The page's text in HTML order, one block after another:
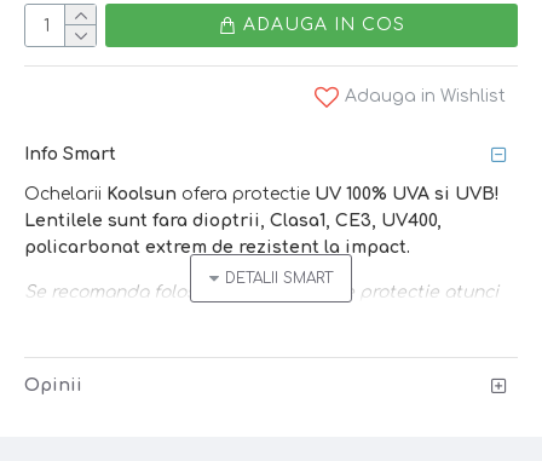
ADAUGA IN COS
Adauga in Wishlist
Info Smart
Ochelarii Koolsun ofera protectie UV 100% UVA si UVB!
Lentilele sunt fara dioptrii, Clasa1, CE3, UV400,
policarbonat extrem de rezistent la impact.
Se recomanda folosirea ochelarilor de protectie atunci
Opinii